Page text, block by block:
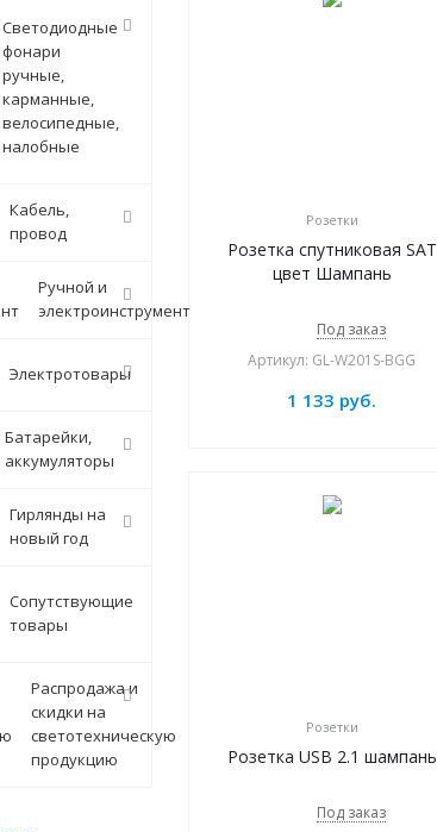
Розетки
Розетка спутниковая SAT
цвет Шампань
Под заказ
Артикул: GL-W201S-BGG
1 133 руб.
Розетки
Розетка USB 2.1 шампань
Под заказ
Светодиодные
фонари
ручные,
карманные,
велосипедные,
налобные
Кабель,
провод
Ручной и
электроинструмент
Электротовары
Батарейки,
аккумуляторы
Гирлянды на
новый год
Сопутствующие
товары
Распродажа и
скидки на
светотехническую
продукцию